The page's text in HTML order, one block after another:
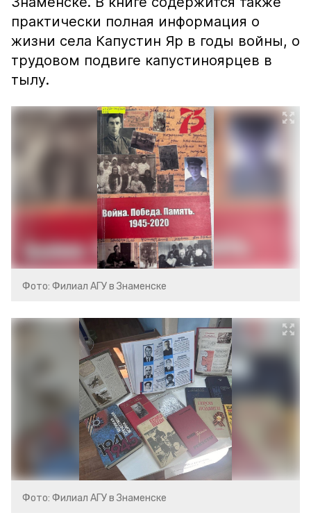
практически полная информация о
жизни села Капустин Яр в годы войны, о
трудовом подвиге капустиноярцев в
тылу.
Фото: Филиал АГУ в Знаменске
Фото: Филиал АГУ в Знаменске